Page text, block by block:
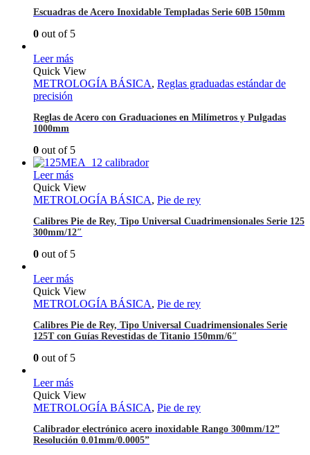
Escuadras de Acero Inoxidable Templadas Serie 60B 150mm
0 out of 5
Leer más
Quick View
METROLOGÍA BÁSICA, Reglas graduadas estándar de
precisión
Reglas de Acero con Graduaciones en Milímetros y Pulgadas
1000mm
0 out of 5
Leer más
Quick View
METROLOGÍA BÁSICA, Pie de rey
Calibres Pie de Rey, Tipo Universal Cuadrimensionales Serie 125
300mm/12″
0 out of 5
Leer más
Quick View
METROLOGÍA BÁSICA, Pie de rey
Calibres Pie de Rey, Tipo Universal Cuadrimensionales Serie
125T con Guías Revestidas de Titanio 150mm/6″
0 out of 5
Leer más
Quick View
METROLOGÍA BÁSICA, Pie de rey
Calibrador electrónico acero inoxidable Rango 300mm/12”
Resolución 0.01mm/0.0005”